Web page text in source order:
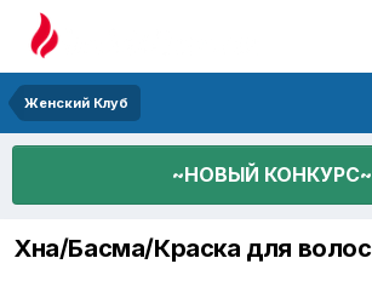
Женский Клуб
~НОВЫЙ КОНКУРС~
Хна/Басма/Краска для волос